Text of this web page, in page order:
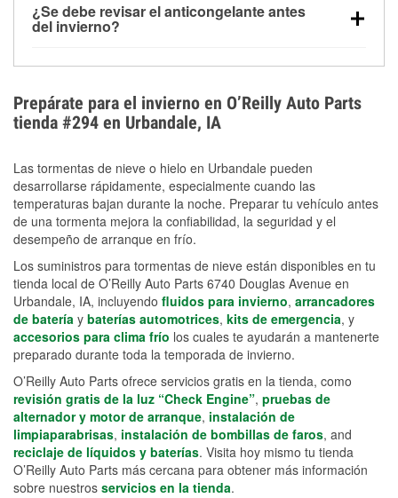
alrededor de 1 PSI por cada 10 °F que baja la
temperatura. Puedes obtener más información sobre
¿Se debe revisar el anticongelante antes
del invierno?
el sobrecalentamiento en condiciones de frío
extremo. Aprende cómo comprobar la protección
anticongelante en nuestra sección How-To.
Prepárate para el invierno en O’Reilly Auto Parts
tienda #294 en Urbandale, IA
Las tormentas de nieve o hielo en Urbandale pueden
desarrollarse rápidamente, especialmente cuando las
temperaturas bajan durante la noche. Preparar tu vehículo antes
de una tormenta mejora la confiabilidad, la seguridad y el
desempeño de arranque en frío.
Los suministros para tormentas de nieve están disponibles en tu
tienda local de O’Reilly Auto Parts 6740 Douglas Avenue en
Urbandale, IA, incluyendo fluidos para invierno, arrancadores
de batería y baterías automotrices, kits de emergencia, y
accesorios para clima frío los cuales te ayudarán a mantenerte
preparado durante toda la temporada de invierno.
O’Reilly Auto Parts ofrece servicios gratis en la tienda, como
revisión gratis de la luz “Check Engine”, pruebas de
alternador y motor de arranque, instalación de
limpiaparabrisas, instalación de bombillas de faros, and
reciclaje de líquidos y baterías. Visita hoy mismo tu tienda
O’Reilly Auto Parts más cercana para obtener más información
sobre nuestros servicios en la tienda.